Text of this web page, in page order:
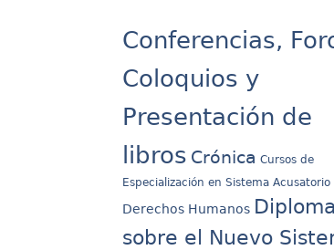
Conferencias,
Coloquios y
Presentación de
libros Crónica Cursos de
Especialización en Sistema Acusatorio
Derechos Humanos
sobre el Nuevo